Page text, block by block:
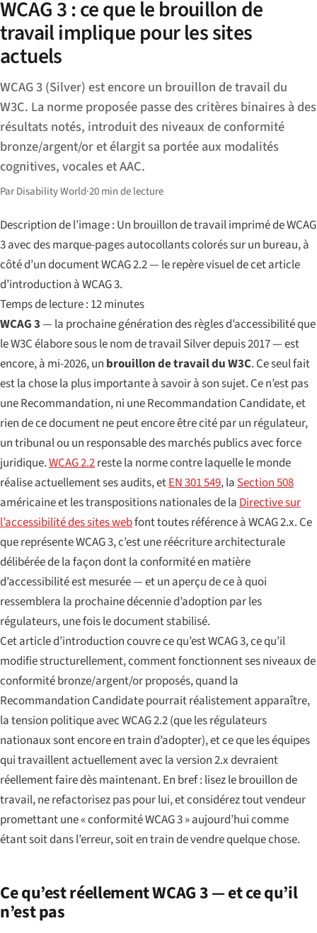
WCAG 3 : ce que le brouillon de
travail implique pour les sites
actuels
WCAG 3 (Silver) est encore un brouillon de travail du
W3C. La norme proposée passe des critères binaires à des
résultats notés, introduit des niveaux de conformité
bronze/argent/or et élargit sa portée aux modalités
cognitives, vocales et AAC.
Par Disability World·20 min de lecture
Description de l’image : Un brouillon de travail imprimé de WCAG
3 avec des marque-pages autocollants colorés sur un bureau, à
côté d’un document WCAG 2.2 — le repère visuel de cet article
d’introduction à WCAG 3.
Temps de lecture : 12 minutes
WCAG 3— la prochaine génération des règles d’accessibilité que
le W3C élabore sous le nom de travailSilverdepuis 2017 — est
encore, à mi-2026, un brouillon de travail du W3C. Ce seul fait
est la chose la plus importante à savoir à son sujet. Ce n’est pas
une Recommandation, ni une Recommandation Candidate, et
rien de ce document ne peut encore être cité par un régulateur,
un tribunal ou un responsable des marchés publics avec force
juridique.WCAG 2.2reste la norme contre laquelle le monde
réalise actuellement ses audits, etEN 301 549, la Section 508
américaine et les transpositions nationales de la Directive sur
l’accessibilité des sites webfont toutes référence à WCAG 2.x. Ce
que représente WCAG 3, c’est une réécriture architecturale
délibérée de la façon dont la conformité en matière
d’accessibilité est mesurée — et un aperçu de ce à quoi
ressemblera la prochaine décennie d’adoption par les
régulateurs, une fois le document stabilisé.
Cet article d’introduction couvre ce qu’est WCAG 3, ce qu’il
modifie structurellement, comment fonctionnent ses niveaux de
conformité bronze/argent/or proposés, quand la
Recommandation Candidate pourrait réalistement apparaître,
la tension politique avec WCAG 2.2 (que les régulateurs
nationaux sont encore en train d’adopter), et ce que les équipes
qui travaillent actuellement avec la version 2.x devraient
réellement faire dès maintenant. En bref : lisez le brouillon de
travail, ne refactorisez pas pour lui, et considérez tout vendeur
promettant une « conformité WCAG 3 » aujourd’hui comme
étant soit dans l’erreur, soit en train de vendre quelque chose.
Ce qu’est réellement WCAG 3 — et ce qu’il
n’est pas